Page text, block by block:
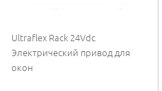
Ultraflex Rack 24Vdc
Электрический привод для
окон